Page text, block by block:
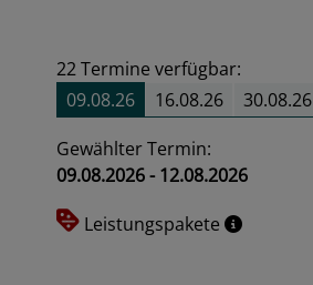
22Termine verfügbar:
09.08.26
16.08.26 30.08.26
Gewählter Termin:
09.08.2026 - 12.08.2026
Leistungspakete